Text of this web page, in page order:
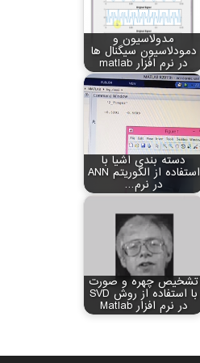
مدولاسیون و
دمودلاسیون سیگنال ها
در نرم افزار matlab
دسته بندی اشیا با
استفاده از الگوریتم ANN
در نرم…
تشخیص چهره و صورت
با استفاده از روش SVD
در نرم افزار Matlab